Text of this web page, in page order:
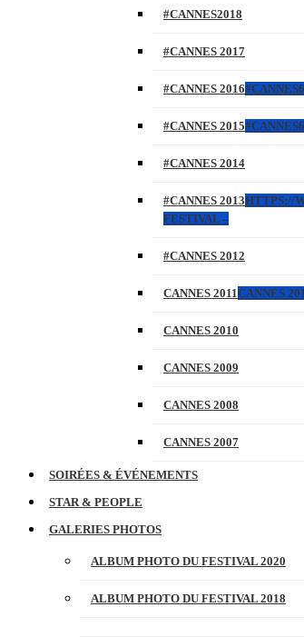
#CANNES2018
#CANNES 2017
#CANNES 2016
#CANNES 2015
#CANNES 2014
#CANNES 2013HTTPS://
FESTIVAL –
#CANNES 2012
CANNES 2011CANNES
CANNES 2010
CANNES 2009
CANNES 2008
CANNES 2007
SOIRÉES & ÉVÉNEMENTS
STAR & PEOPLE
GALERIES PHOTOS
ALBUM PHOTO DU FESTIVAL 2020
ALBUM PHOTO DU FESTIVAL 2018